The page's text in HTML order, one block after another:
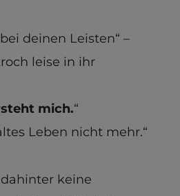
deinen Leisten“ –
leise in ihr
mich.“
Leben nicht mehr.“
keine